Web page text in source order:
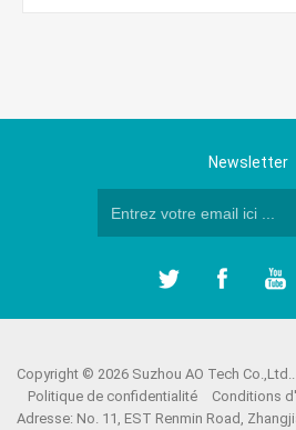
Newsletter
Copyright © 2026 Suzhou AO Tech
Politique de confidentialité
Conditions
Adresse: No. 11, EST Renmin Road,